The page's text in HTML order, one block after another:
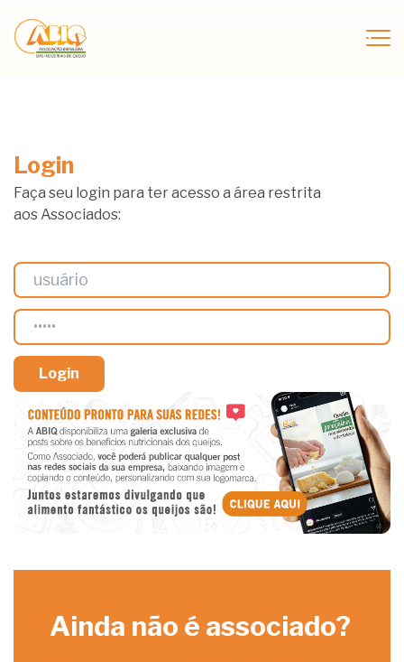
Login
Faça seu login para ter acesso a área restrita
aos Associados:
Ainda não é associado?